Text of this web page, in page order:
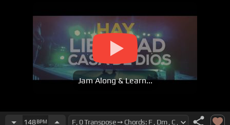
Jam Along & Learn...
148BPM